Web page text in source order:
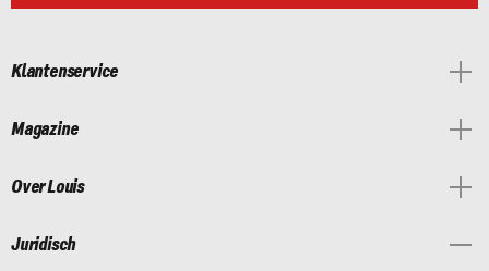
Klantenservice
Magazine
Over Louis
Juridisch